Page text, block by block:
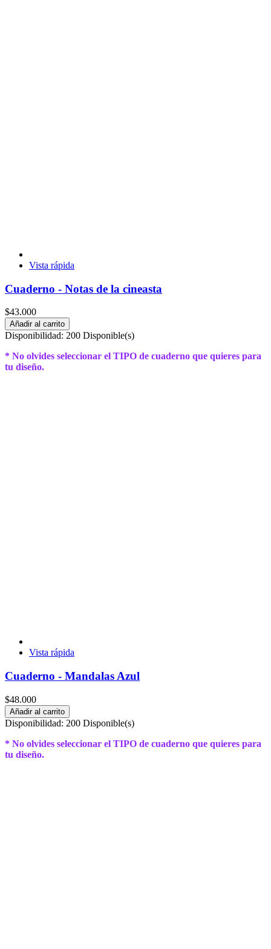
Vista rápida
Cuaderno - Notas de la cineasta
$43.000
Añadir al carrito
Disponibilidad: 200 Disponible(s)
* No olvides seleccionar el TIPO de cuaderno que quieres para
tu diseño.
Vista rápida
Cuaderno - Mandalas Azul
$48.000
Añadir al carrito
Disponibilidad: 200 Disponible(s)
* No olvides seleccionar el TIPO de cuaderno que quieres para
tu diseño.